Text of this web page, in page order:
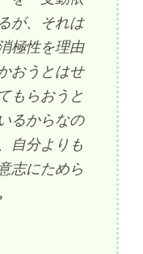
が、それは
極性を理由
おうとはせ
もらおうと
るからなの
自分よりも
志にためら